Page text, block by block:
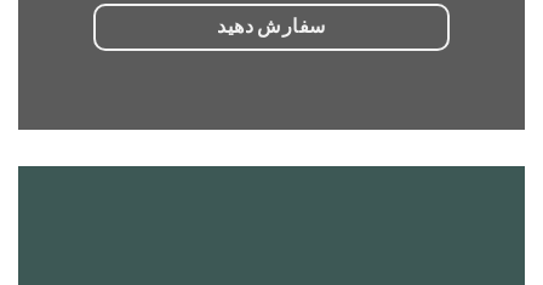
سفارش دهید